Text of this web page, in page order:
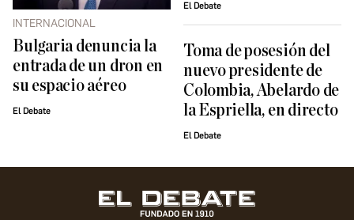
INTERNACIONAL
Bulgaria denuncia la
entrada de un dron en
su espacio aéreo
El Debate
El Debate
Toma de posesión del
nuevo presidente de
Colombia, Abelardo de
la Espriella, en directo
El Debate